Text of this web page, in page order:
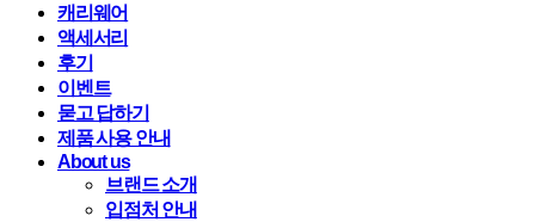
캐리웨어
액세서리
후기
이벤트
묻고 답하기
제품 사용 안내
About us
브랜드 소개
입점처 안내